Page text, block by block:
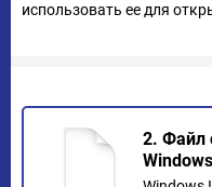
использовать ее для
2. Файл
Windows